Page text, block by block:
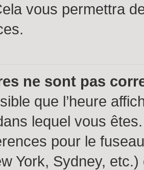
vous permettra
ne sont pas
que l’heure
lequel vous
pour le
York, Sydney,